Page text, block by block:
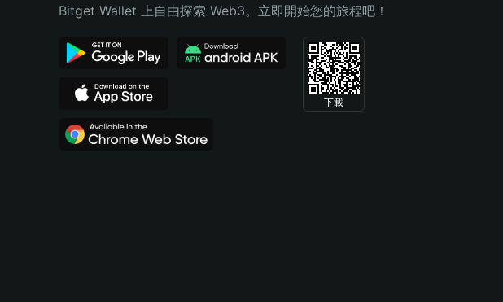
Español (Argentina)
Bitget Wallet 上自由探索 Web3。立即開始您的旅程吧！
下載